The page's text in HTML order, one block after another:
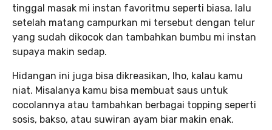
tinggal masak mi instan favoritmu seperti biasa, lalu
setelah matang campurkan mi tersebut dengan telur
yang sudah dikocok dan tambahkan bumbu mi instan
supaya makin sedap.
Hidangan ini juga bisa dikreasikan, lho, kalau kamu
niat. Misalanya kamu bisa membuat saus untuk
cocolannya atau tambahkan berbagai topping seperti
sosis, bakso, atau suwiran ayam biar makin enak.